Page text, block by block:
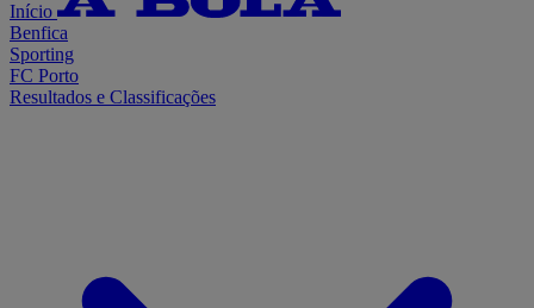
Início
Benfica
Sporting
FC Porto
Resultados e Classificações